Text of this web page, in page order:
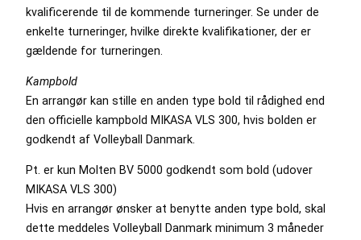
kvalificerende til de kommende turneringer. Se under de
enkelte turneringer, hvilke direkte kvalifikationer, der er
gældende for turneringen.
Kampbold
En arrangør kan stille en anden type bold til rådighed end
den officielle kampbold MIKASA VLS 300, hvis bolden er
godkendt af Volleyball Danmark.
Pt. er kun Molten BV 5000 godkendt som bold (udover
MIKASA VLS 300)
Hvis en arrangør ønsker at benytte anden type bold, skal
dette meddeles Volleyball Danmark minimum 3 måneder